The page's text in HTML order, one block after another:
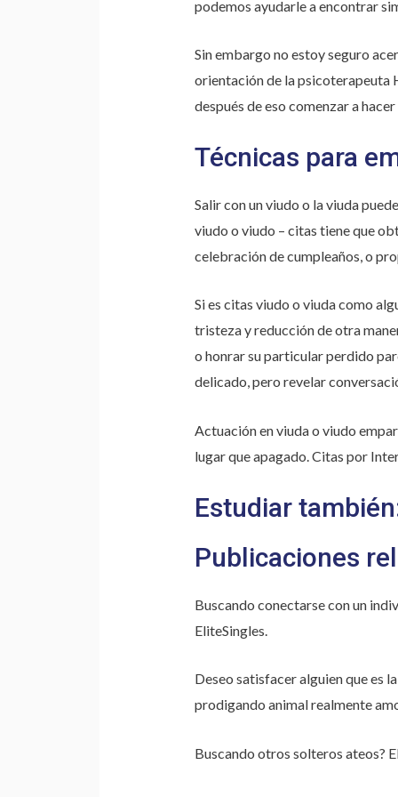
podemos ayudarle a encontrar
Sin embargo no estoy seguro
orientación de la psicoterapeuta
después de eso comenzar a
Técnicas para
Salir con un viudo o la viuda
viudo o viudo – citas tiene que
celebración de cumpleaños, o
Si es citas viudo o viuda como
tristeza y reducción de otra
o honrar su particular perdido
delicado, pero revelar
Actuación en viuda o viudo
lugar que apagado. Citas por
Estudiar
Publicaciones
Buscando conectarse con un
EliteSingles.
Deseo satisfacer alguien que es
prodigando animal realmente
Buscando otros solteros ateos?